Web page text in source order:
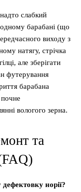
слабкий
барабані (що
виходу з
натягу, стрічка
але зберігати
футерування
барабана
почне
вологого зерна.
та
норії?